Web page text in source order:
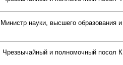
Министр науки, высшего образования
Чрезвычайный и полномочный посол